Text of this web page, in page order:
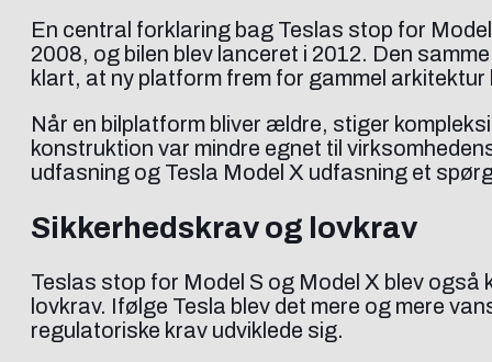
En central forklaring bag Teslas stop for
2008, og bilen blev lanceret i 2012. Den
klart, at ny platform frem for gammel
Når en bilplatform bliver ældre, stiger
konstruktion var mindre egnet til
udfasning og Tesla Model X udfasning et
Sikkerhedskrav og lovkrav
Teslas stop for Model S og Model X blev
lovkrav. Ifølge Tesla blev det mere og mere
regulatoriske krav udviklede sig.